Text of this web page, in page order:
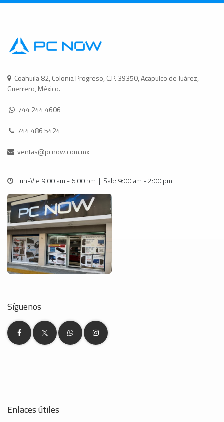
Coahuila 82, Colonia Progreso, C.P. 39350, Acapulco de Juárez,
Guerrero, México.
744 244 4606
744 486 5424
ventas@pcnow.com.mx
Lun-Vie 9:00 am - 6:00 pm | Sab: 9:00 am - 2:00 pm
Síguenos
Enlaces útiles